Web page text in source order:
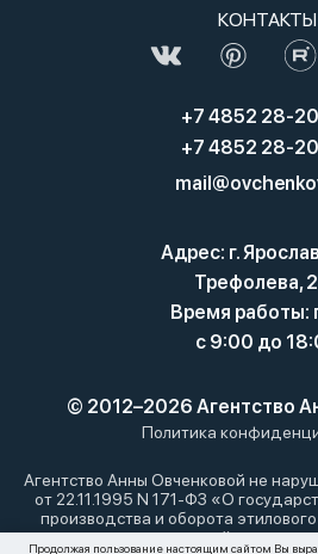
КОНТАКТЫ
+7 4852 28-
+7 4852 28-
Адрес: г.
Трефолева,
Время работы:
с 9:00 до
Политика
© 2012–2026 Агентство
Агентство Анны Овченковой не
от 22.11.1995 N 171-ФЗ «О
производства и оборота
спиртосодержащей
Продолжая пользование настоящим сайтом Вы